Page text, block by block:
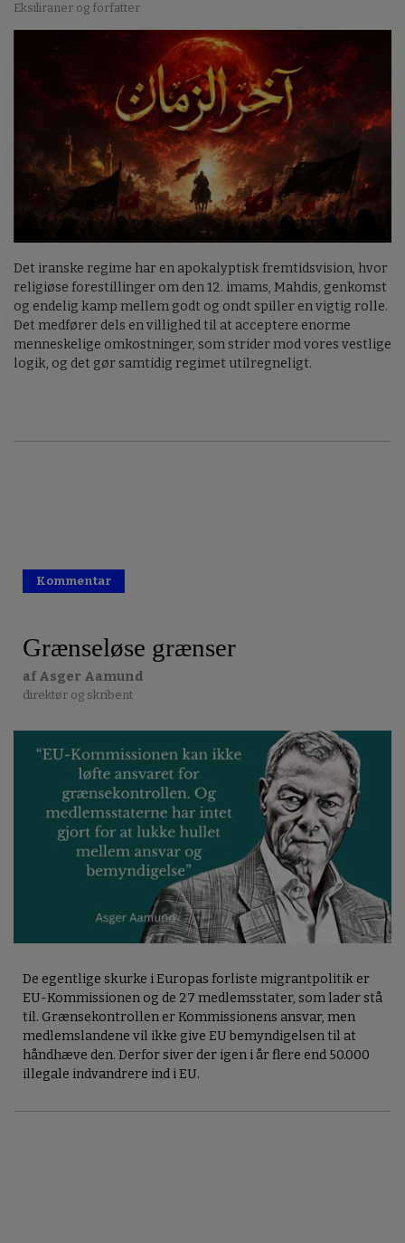
Eksiliraner og forfatter
Det iranske regime har en apokalyptisk fremtidsvision, hvor
religiøse forestillinger om den 12. imams, Mahdis, genkomst
og endelig kamp mellem godt og ondt spiller en vigtig rolle.
Det medfører dels en villighed til at acceptere enorme
menneskelige omkostninger, som strider mod vores vestlige
logik, og det gør samtidig regimet utilregneligt.
Kommentar
Grænseløse grænser
af Asger Aamund
direktør og skribent
De egentlige skurke i Europas forliste migrantpolitik er
EU-Kommissionen og de 27 medlemsstater, som lader stå
til. Grænsekontrollen er Kommissionens ansvar, men
medlemslandene vil ikke give EU bemyndigelsen til at
håndhæve den. Derfor siver der igen i år flere end 50.000
illegale indvandrere ind i EU.